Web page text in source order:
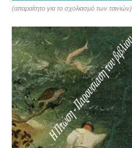
(απαραίτητο για το σχολιασμό των ταινιών)